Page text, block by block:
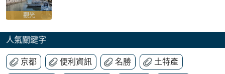
觀光
人氣關鍵字
京都 便利資訊 名勝 土特產